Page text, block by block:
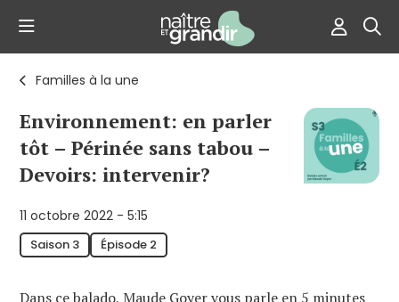
Familles à la une
Environnement: en parler
tôt – Périnée sans tabou –
Devoirs: intervenir?
11 octobre 2022 - 5:15
Saison 3 Épisode 2
Dans ce balado, Maude Goyer vous parle en 5 minutes